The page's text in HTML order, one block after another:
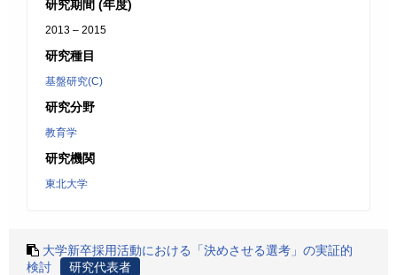
研究期間 (年度)
2013 – 2015
研究種目
基盤研究(C)
研究分野
教育学
研究機関
東北大学
大学新卒採用活動における「決めさせる選考」の実証的
検討
研究代表者